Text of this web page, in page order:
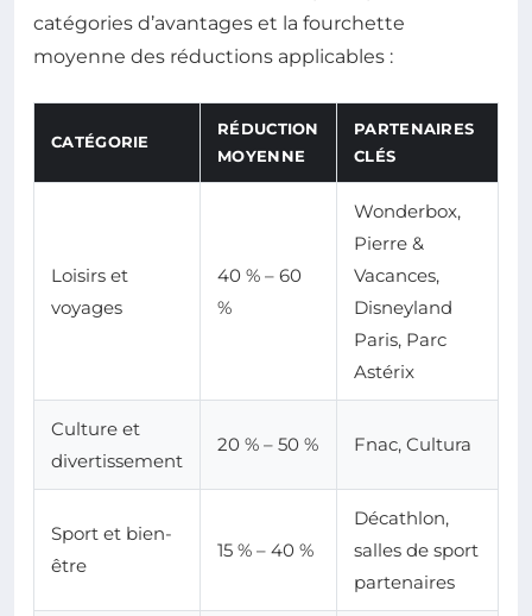
catégories d’avantages et la fourchette
moyenne des réductions applicables :
CATÉGORIE
RÉDUCTION
MOYENNE
PARTENAIRES
CLÉS
Loisirs et
voyages
40 % – 60
%
Wonderbox,
Pierre &
Vacances,
Disneyland
Paris, Parc
Astérix
Culture et
divertissement
20 % – 50 % Fnac, Cultura
Sport et bien-
être
15 % – 40 %
Décathlon,
salles de sport
partenaires